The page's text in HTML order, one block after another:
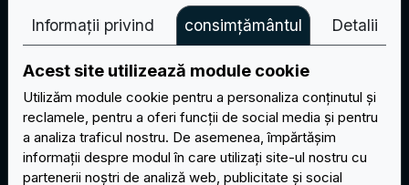
Informații privind consimțământul Detalii
Acest site utilizează module cookie
Utilizăm module cookie pentru a personaliza conținutul și
reclamele, pentru a oferi funcții de social media și pentru
a analiza traficul nostru. De asemenea, împărtășim
informații despre modul în care utilizați site-ul nostru cu
partenerii noștri de analiză web, publicitate și social